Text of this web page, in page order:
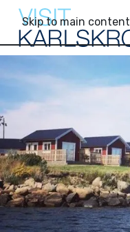
Skip to main content